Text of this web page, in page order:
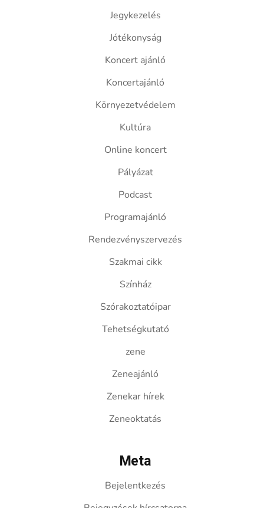
Jegykezelés
Jótékonyság
Koncert ajánló
Koncertajánló
Környezetvédelem
Kultúra
Online koncert
Pályázat
Podcast
Programajánló
Rendezvényszervezés
Szakmai cikk
Színház
Szórakoztatóipar
Tehetségkutató
zene
Zeneajánló
Zenekar hírek
Zeneoktatás
Meta
Bejelentkezés